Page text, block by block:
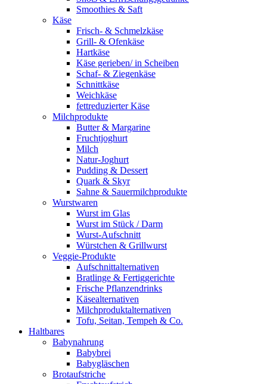
Smoothies & Saft
Käse
Frisch- & Schmelzkäse
Grill- & Ofenkäse
Hartkäse
Käse gerieben/ in Scheiben
Schaf- & Ziegenkäse
Schnittkäse
Weichkäse
fettreduzierter Käse
Milchprodukte
Butter & Margarine
Fruchtjoghurt
Milch
Natur-Joghurt
Pudding & Dessert
Quark & Skyr
Sahne & Sauermilchprodukte
Wurstwaren
Wurst im Glas
Wurst im Stück / Darm
Wurst-Aufschnitt
Würstchen & Grillwurst
Veggie-Produkte
Aufschnittalternativen
Bratlinge & Fertiggerichte
Frische Pflanzendrinks
Käsealternativen
Milchproduktalternativen
Tofu, Seitan, Tempeh & Co.
Haltbares
Babynahrung
Babybrei
Babygläschen
Brotaufstriche